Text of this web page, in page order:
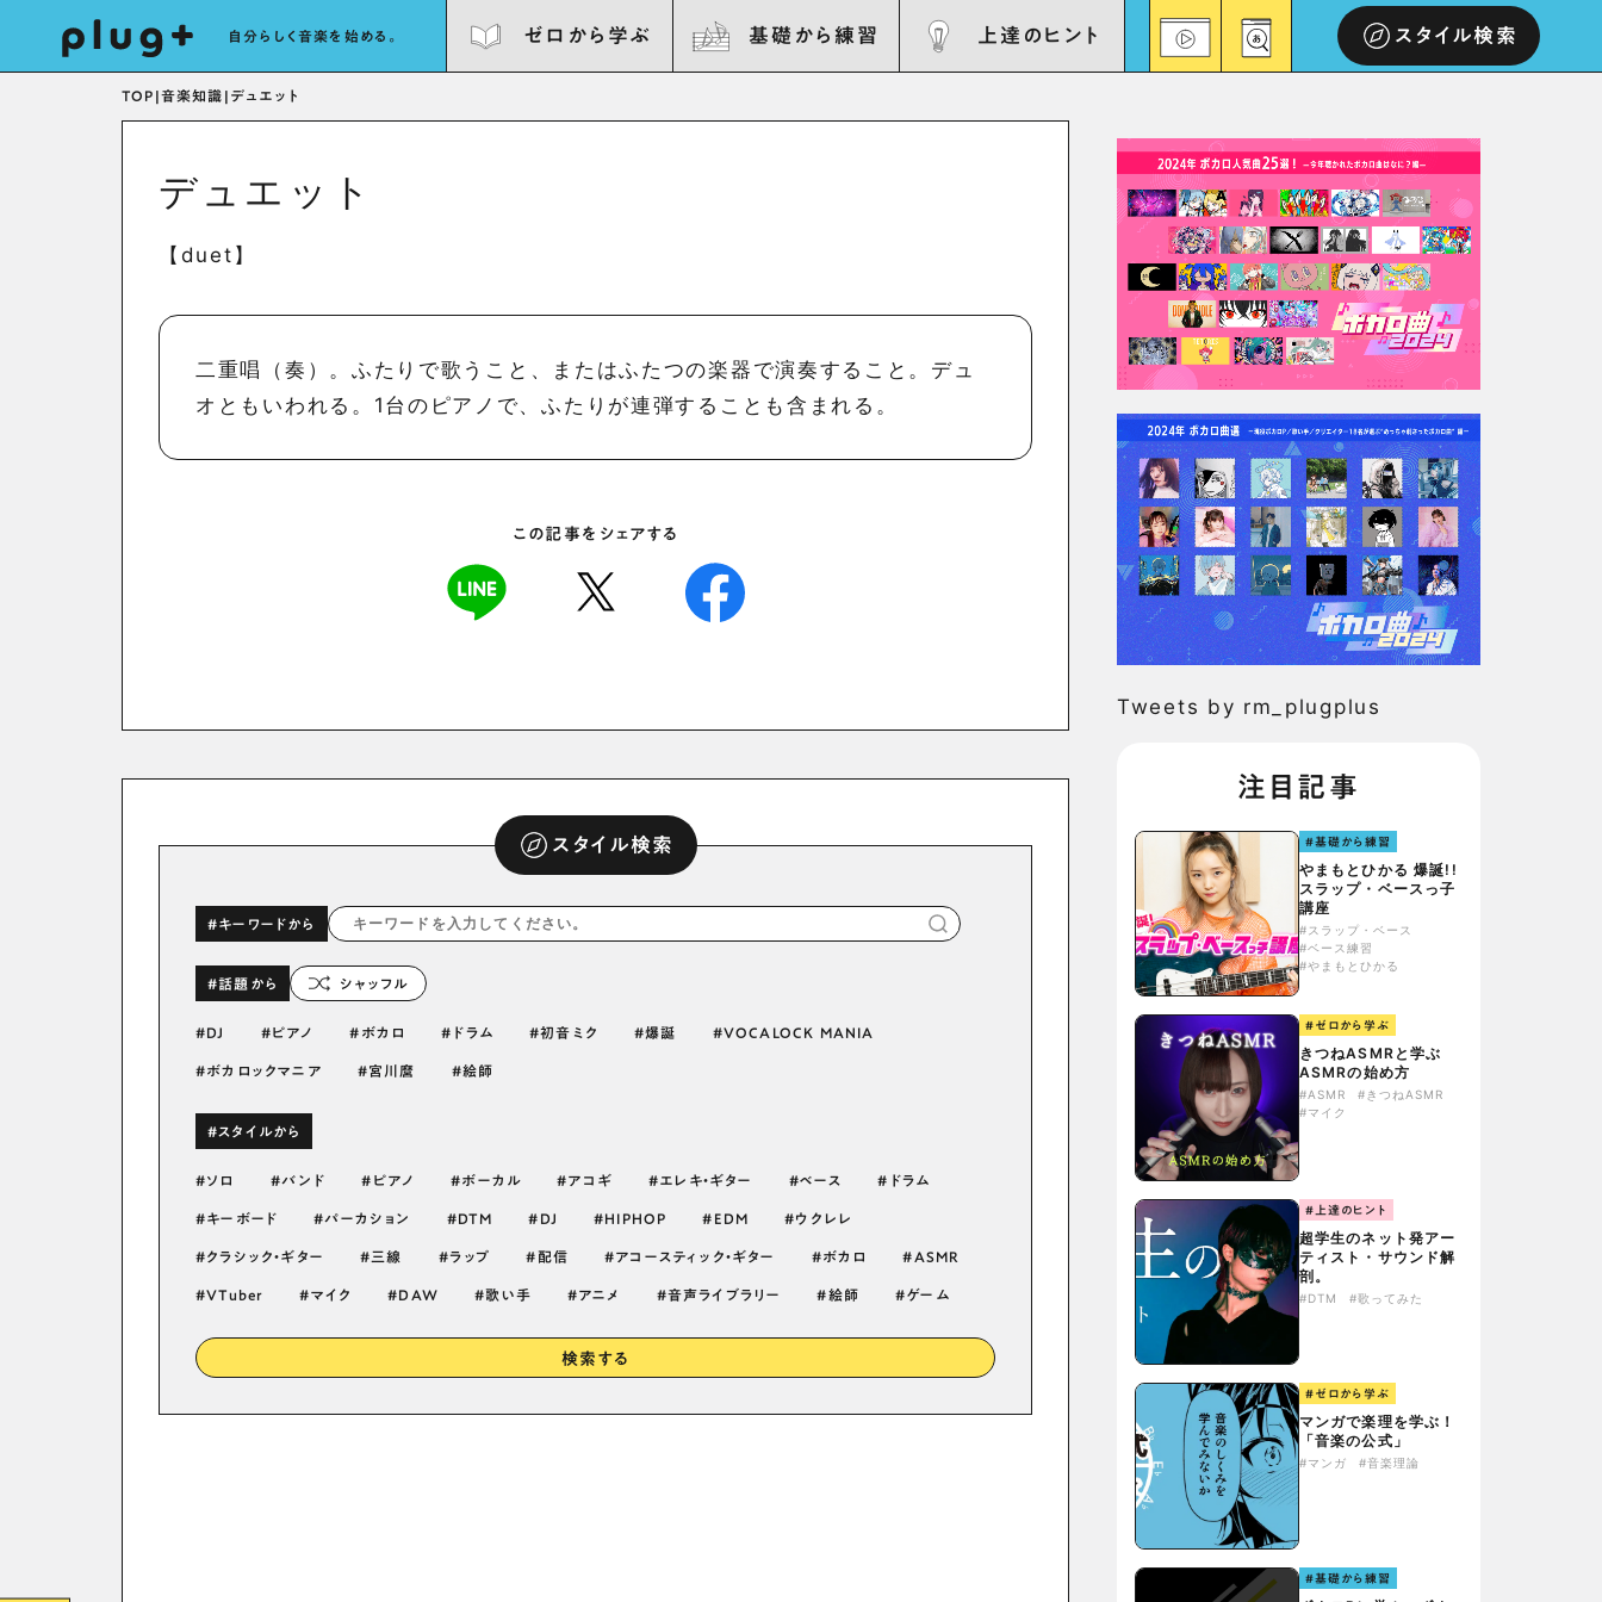
自分らしく音楽を始める。 ゼロから学ぶ 基礎から練習 上達のヒント スタイル検索
TOP |音楽知識 | デュエット
デュエット
【duet】
二重唱（奏）。ふたりで歌うこと、またはふたつの楽器で演奏すること。デュ
オともいわれる。1台のピアノで、ふたりが連弾することも含まれる。
この記事をシェアする
スタイル検索
#キーワードから
#話題から シャッフル
DJ ピアノ ボカロ ドラム 初音ミク 爆誕 VOCALOCK MANIA
ボカロックマニア 宮川麿 絵師
#スタイルから
ソロ バンド ピアノ ボーカル アコギ エレキ・ギター ベース ドラム
キーボード パーカション DTM DJ HIPHOP EDM ウクレレ
クラシック・ギター 三線 ラップ 配信 アコースティック・ギター ボカロ ASMR
VTuber マイク DAW 歌い手 アニメ 音声ライブラリー 絵師 ゲーム
検索する
Tweets by rm_plugplus
注目記事
#基礎から練習
やまもとひかる 爆誕!!
スラップ・ベースっ子
講座
#スラップ・ベース
#ベース練習
#やまもとひかる
#ゼロから学ぶ
きつねASMRと学ぶ
ASMRの始め方
#ASMR
#きつねASMR
#マイク
#上達のヒント
超学生のネット発アー
ティスト・サウンド解
剖。
#DTM #歌ってみた
#ゼロから学ぶ
マンガで楽理を学ぶ！
「音楽の公式」
#マンガ #音楽理論
#基礎から練習